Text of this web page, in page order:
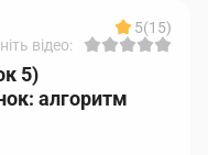
5(15)
відео:
5)
алгоритм